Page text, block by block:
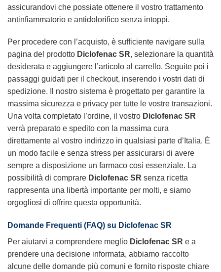
assicurandovi che possiate ottenere il vostro trattamento
antinfiammatorio e antidolorifico senza intoppi.
Per procedere con l’acquisto, è sufficiente navigare sulla
pagina del prodotto Diclofenac SR, selezionare la quantità
desiderata e aggiungere l’articolo al carrello. Seguite poi i
passaggi guidati per il checkout, inserendo i vostri dati di
spedizione. Il nostro sistema è progettato per garantire la
massima sicurezza e privacy per tutte le vostre transazioni.
Una volta completato l’ordine, il vostro Diclofenac SR
verrà preparato e spedito con la massima cura
direttamente al vostro indirizzo in qualsiasi parte d’Italia. È
un modo facile e senza stress per assicurarsi di avere
sempre a disposizione un farmaco così essenziale. La
possibilità di comprare Diclofenac SR senza ricetta
rappresenta una libertà importante per molti, e siamo
orgogliosi di offrire questa opportunità.
Domande Frequenti (FAQ) su Diclofenac SR
Per aiutarvi a comprendere meglio Diclofenac SR e a
prendere una decisione informata, abbiamo raccolto
alcune delle domande più comuni e fornito risposte chiare